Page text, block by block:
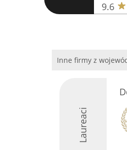
9.6
Inne firmy z
Laureaci